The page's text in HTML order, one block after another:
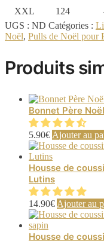
XXL
124
UGS : ND Catégories :
Noël, Pulls de Noël pour
Produits
Bonnet Père Noël
5.90€ Ajouter au
Housse de
Lutins
14.90€ Ajouter au
Housse de